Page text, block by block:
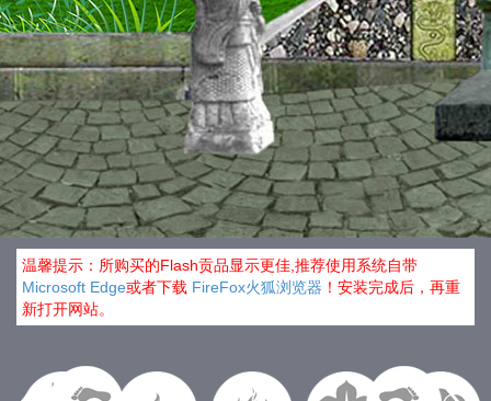
温馨提示：所购买的Flash贡品显示更佳,推荐使用系统自带
Microsoft Edge或者下载 FireFox火狐浏览器 ！安装完成后，再重
新打开网站。